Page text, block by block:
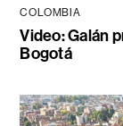
COLOMBIA
Video: Galán
Bogotá